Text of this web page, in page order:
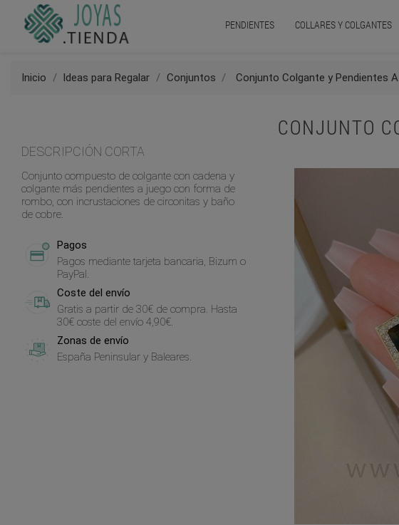
PENDIENTES COLLARES Y COLGANTES
Inicio Ideas para Regalar Conjuntos Conjunto Colgante y Pendientes
DESCRIPCIÓN CORTA
Conjunto compuesto de colgante con cadena y
colgante más pendientes a juego con forma de
rombo, con incrustaciones de circonitas y baño
de cobre.
Pagos
Pagos mediante tarjeta bancaria, Bizum o
PayPal.
Coste del envío
Gratis a partir de 30€ de compra. Hasta
30€ coste del envío 4,90€.
Zonas de envío
España Peninsular y Baleares.
CONJUNTO